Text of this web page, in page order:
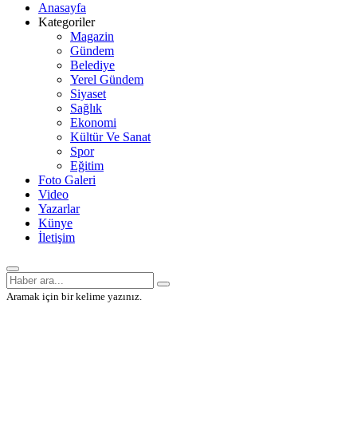
Anasayfa
Kategoriler
Magazin
Gündem
Belediye
Yerel Gündem
Siyaset
Sağlık
Ekonomi
Kültür Ve Sanat
Spor
Eğitim
Foto Galeri
Video
Yazarlar
Künye
İletişim
Aramak için bir kelime yazınız.